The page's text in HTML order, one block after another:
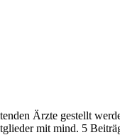
Ärzte gestellt
mit mind. 5